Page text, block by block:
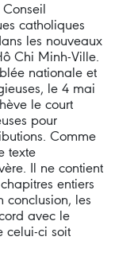
catholiques
les nouveaux
Chi Minh-Ville.
nationale et
le 4 mai
le court
pour
Comme
texte
Il ne contient
entiers
conclusion, les
avec le
celui-ci soit